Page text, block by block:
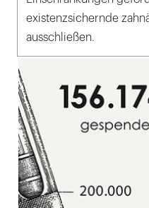
existenzsichernde
ausschließen.